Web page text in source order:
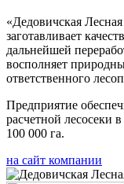
«Дедовичская
заготавливает
дальнейшей
восполняет
ответственного
Предприятие
расчетной лесосеки
100 000 га.
на сайт компании